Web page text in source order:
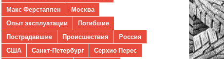
Макс Ферстаппен
Москва
Опыт эксплуатации
Погибшие
Пострадавшие
Происшествия
Россия
США
Санкт-Петербург
Серхио Перес